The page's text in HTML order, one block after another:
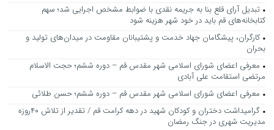
تبدیل آرای قلع بنا به جریمه نقدی با ضوابط مشخص اجرایی شد؛ سهم
کتابخانه‌های قم باید در خود شهر هزینه شود
کارگران، پیشگامان جهاد خدمت و پشتیبانان مقاومت در میدان‌های تولید و
بحران
معرفی اعضای شورای اسلامی شهر مقدس قم – دوره ششم؛ حجت الاسلام
مرتضی استقامت علی آبادی
معرفی اعضای شورای اسلامی شهر مقدس قم – دوره ششم؛ حسن طلائی
گرامیداشت دختران و کودکان شهید در دهه کرامت قم / تقدیر از تلاش ۴۰روزه
مدیریت شهری در جنگ رمضان